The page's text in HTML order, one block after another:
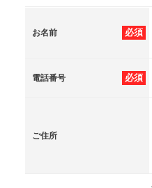
必須
お名前
必須
電話番号
ご住所